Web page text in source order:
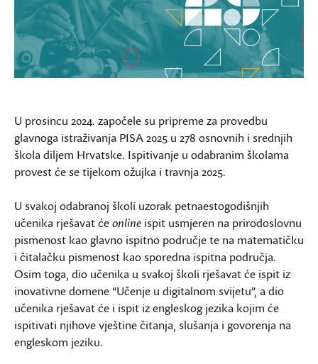
U prosincu 2024. započele su pripreme za provedbu
glavnoga istraživanja PISA 2025 u 278 osnovnih i srednjih
škola diljem Hrvatske. Ispitivanje u odabranim školama
provest će se tijekom ožujka i travnja 2025.
U svakoj odabranoj školi uzorak petnaestogodišnjih
učenika rješavat ćeonline ispit usmjeren na prirodoslovnu
pismenost kao glavno ispitno područje te na matematičku
i čitalačku pismenost kao sporedna ispitna područja.
Osim toga, dio učenika u svakoj školi rješavat će ispit iz
inovativne domene “Učenje u digitalnom svijetu”, a dio
učenika rješavat će i ispit iz engleskog jezika kojim će
ispitivati njihove vještine čitanja, slušanja i govorenja na
engleskom jeziku.